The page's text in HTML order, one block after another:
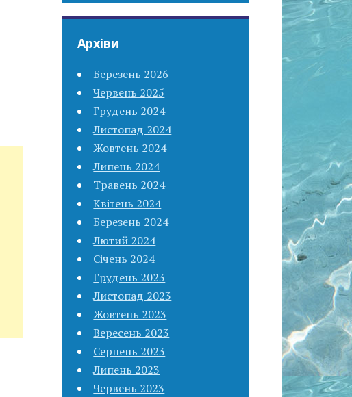
Архіви
Березень 2026
Червень 2025
Грудень 2024
Листопад 2024
Жовтень 2024
Липень 2024
Травень 2024
Квітень 2024
Березень 2024
Лютий 2024
Січень 2024
Грудень 2023
Листопад 2023
Жовтень 2023
Вересень 2023
Серпень 2023
Липень 2023
Червень 2023